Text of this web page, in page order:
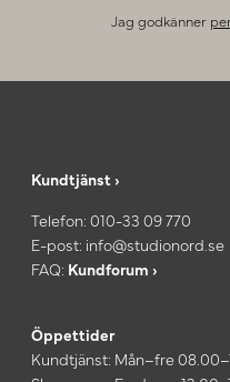
Jag godkänner
Kundtjänst ›
Telefon: 010-33 09 770
E-post: info@studionord.se
FAQ: Kundforum ›
Öppettider
Kundtjänst: Mån–fre